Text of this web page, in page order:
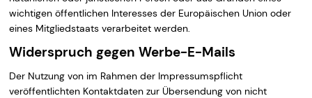
wichtigen öffentlichen Interesses der Europäischen Union oder
eines Mitgliedstaats verarbeitet werden.
Widerspruch gegen Werbe-E-Mails
Der Nutzung von im Rahmen der Impressumspflicht
veröffentlichten Kontaktdaten zur Übersendung von nicht